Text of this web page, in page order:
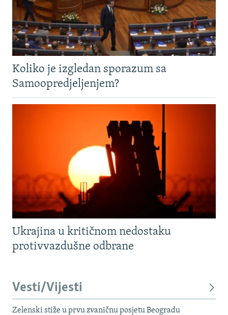
Koliko je izgledan sporazum sa
Samoopredjeljenjem?
Ukrajina u kritičnom nedostaku
protivvazdušne odbrane
Vesti/Vijesti
Zelenski stiže u prvu zvaničnu posjetu Beogradu